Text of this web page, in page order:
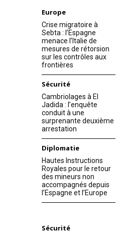
Europe
Crise migratoire à
Sebta : l’Espagne
menace l’Italie de
mesures de rétorsion
sur les contrôles aux
frontières
Sécurité
Cambriolages à El
Jadida : l’enquête
conduit à une
surprenante deuxième
arrestation
Diplomatie
Hautes Instructions
Royales pour le retour
des mineurs non
accompagnés depuis
l’Espagne et l’Europe
Sécurité